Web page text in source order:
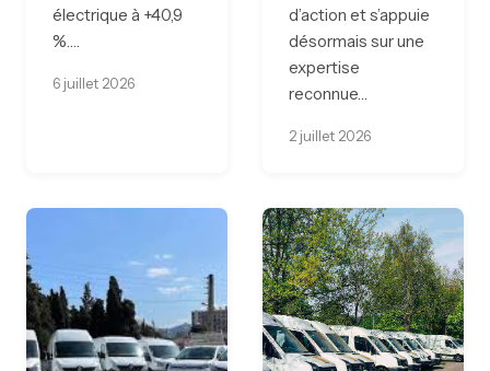
électrique à +40,9
%.…
6 juillet 2026
d’action et s’appuie
désormais sur une
expertise
reconnue…
2 juillet 2026